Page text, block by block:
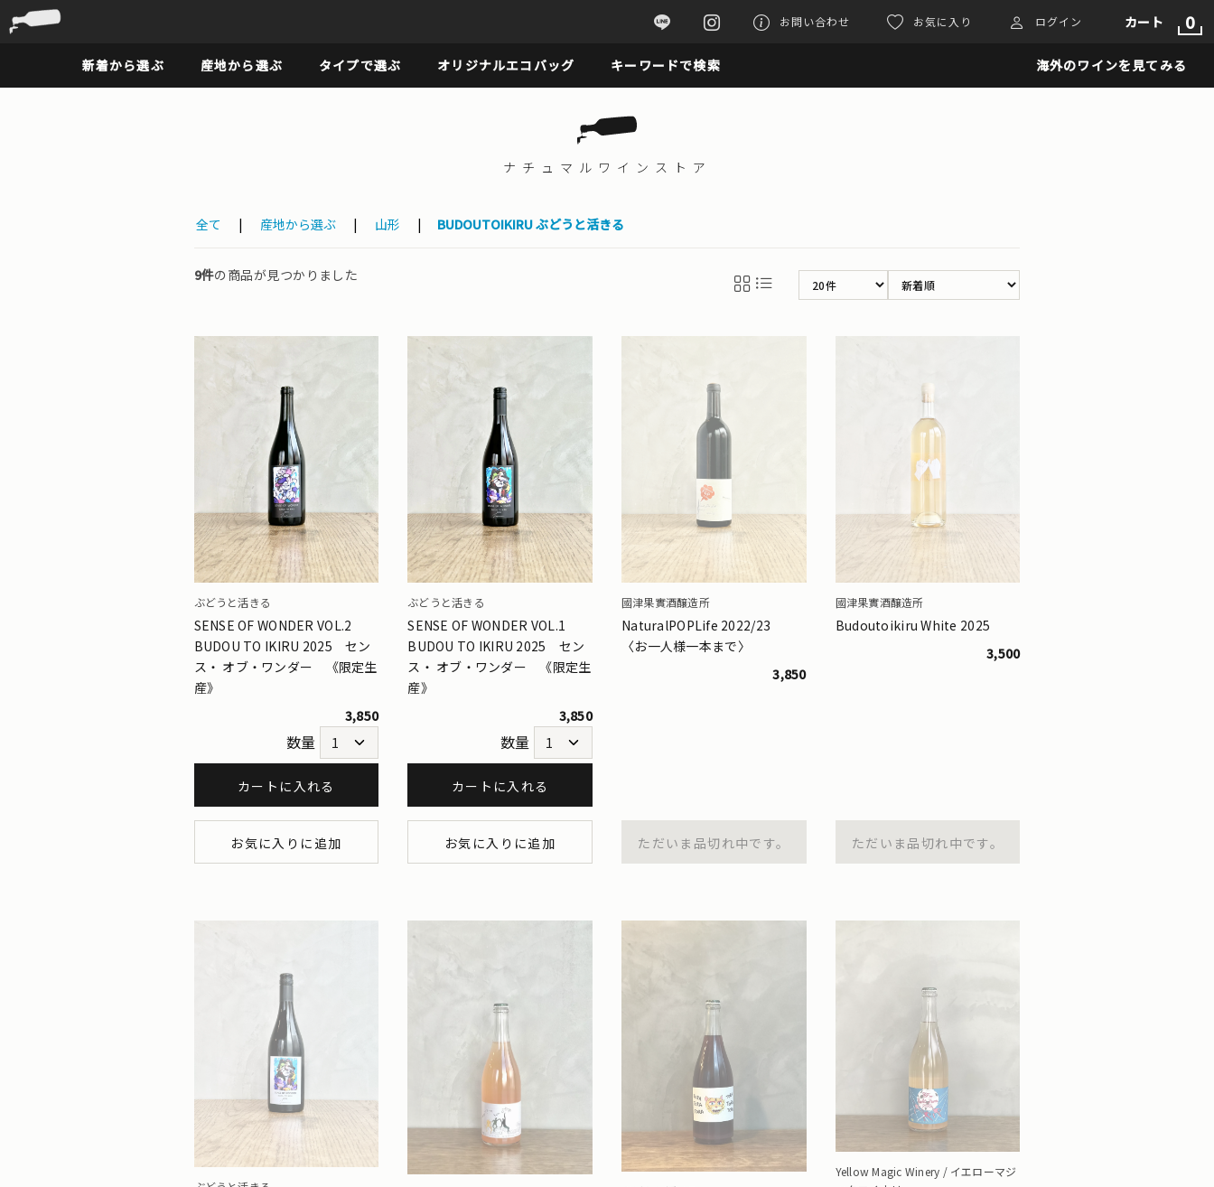
お問い合わせ お気に入り ログイン カート 0
新着から選ぶ 産地から選ぶ タイプで選ぶ オリジナルエコバッグ キーワードで検索 海外のワインを見てみる
ナチュマル ワインストア
全て | 産地から選ぶ | 山形 | BUDOUTOIKIRU ぶどうと活きる
9件の商品が見つかりました
ぶどうと活きる
SENSE OF WONDER VOL.2
BUDOU TO IKIRU 2025 セン
ス・ オブ・ワンダー 《限定生
産》
3,850
数量
カートに入れる
お気に入りに追加
ぶどうと活きる
SENSE OF WONDER VOL.1
BUDOU TO IKIRU 2025 セン
ス・ オブ・ワンダー 《限定生
産》
3,850
数量
カートに入れる
お気に入りに追加
國津果實酒醸造所
NaturalPOPLife 2022/23
〈お一人様一本まで〉
3,850
ただいま品切れ中です。
國津果實酒醸造所
Budoutoikiru White 2025
3,500
ただいま品切れ中です。
Yellow Magic Winery / イエローマジ